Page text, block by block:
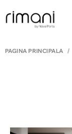
PAGINA PRINCIPALĂ